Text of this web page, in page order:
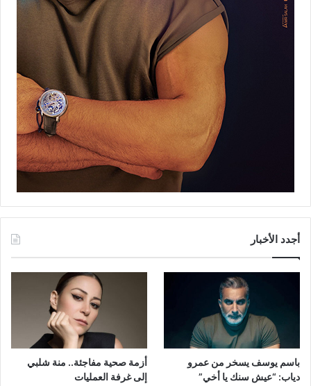
أجدد الأخبار
باسم يوسف يسخر من عمرو
دياب: “عيش سنك يا أخي”
أزمة صحية مفاجئة.. منة شلبي
إلى غرفة العمليات